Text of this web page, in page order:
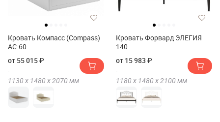
Кровать Компасс (Compass)
АС-60
от 55 015 ₽
1130 х 1480 х2070 мм
Кровать Форвард ЭЛЕГИЯ
140
от 15 983 ₽
1180 х 1480 х2100 мм